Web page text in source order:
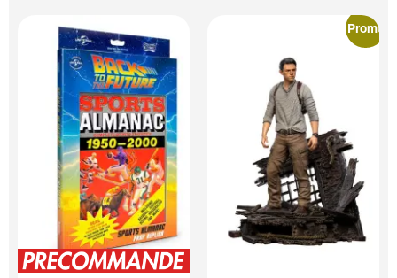
Promo